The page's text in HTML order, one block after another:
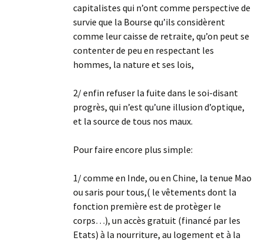
capitalistes qui n’ont comme perspective de
survie que la Bourse qu’ils considèrent
comme leur caisse de retraite, qu’on peut se
contenter de peu en respectant les
hommes, la nature et ses lois,
2/ enfin refuser la fuite dans le soi-disant
progrès, qui n’est qu’une illusion d’optique,
et la source de tous nos maux.
Pour faire encore plus simple:
1/ comme en Inde, ou en Chine, la tenue Mao
ou saris pour tous,( le vêtements dont la
fonction première est de protèger le
corps…), un accès gratuit (financé par les
Etats) à la nourriture, au logement et à la